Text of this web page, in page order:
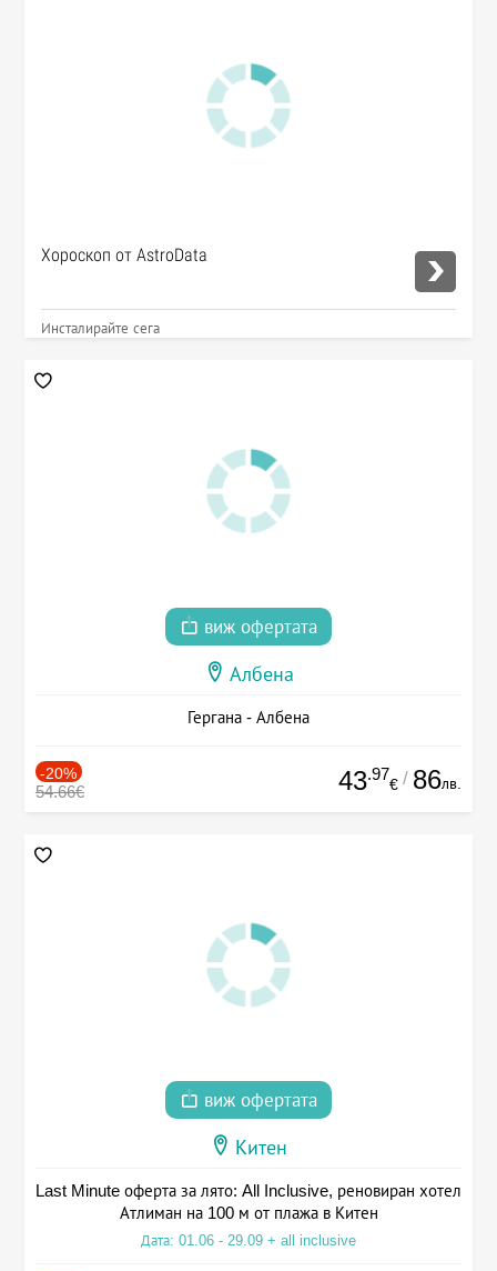
Хороскоп от AstroData
Инсталирайте сега
виж офертата
Албена
Гергана - Албена
-20%
54.66€ 43.97
€ / 86лв.
виж офертата
Китен
Last Minute оферта за лято: All Inclusive, реновиран хотел
Атлиман на 100 м от плажа в Китен
Дата: 01.06 - 29.09 + all inclusive